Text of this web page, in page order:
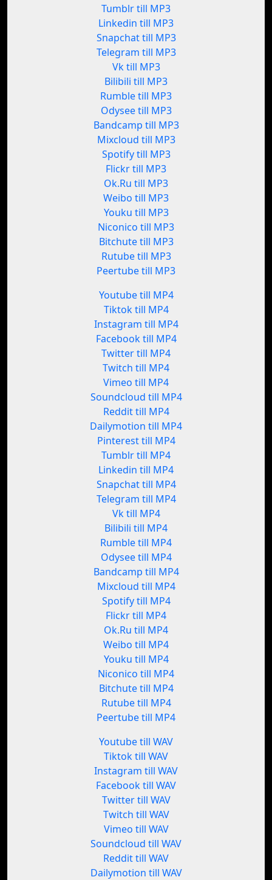
Tumblr till MP3
Linkedin till MP3
Snapchat till MP3
Telegram till MP3
Vk till MP3
Bilibili till MP3
Rumble till MP3
Odysee till MP3
Bandcamp till MP3
Mixcloud till MP3
Spotify till MP3
Flickr till MP3
Ok.Ru till MP3
Weibo till MP3
Youku till MP3
Niconico till MP3
Bitchute till MP3
Rutube till MP3
Peertube till MP3
Youtube till MP4
Tiktok till MP4
Instagram till MP4
Facebook till MP4
Twitter till MP4
Twitch till MP4
Vimeo till MP4
Soundcloud till MP4
Reddit till MP4
Dailymotion till MP4
Pinterest till MP4
Tumblr till MP4
Linkedin till MP4
Snapchat till MP4
Telegram till MP4
Vk till MP4
Bilibili till MP4
Rumble till MP4
Odysee till MP4
Bandcamp till MP4
Mixcloud till MP4
Spotify till MP4
Flickr till MP4
Ok.Ru till MP4
Weibo till MP4
Youku till MP4
Niconico till MP4
Bitchute till MP4
Rutube till MP4
Peertube till MP4
Youtube till WAV
Tiktok till WAV
Instagram till WAV
Facebook till WAV
Twitter till WAV
Twitch till WAV
Vimeo till WAV
Soundcloud till WAV
Reddit till WAV
Dailymotion till WAV